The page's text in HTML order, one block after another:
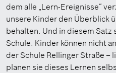
dem alle „Lern-Ereignisse“
unsere Kinder den Überblick
behalten. Und in diesem
Schule. Kinder können nicht
der Schule Rellinger Straße –
planen sie dieses Lernen